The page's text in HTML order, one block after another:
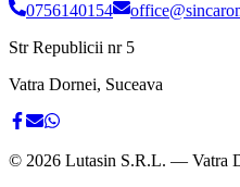
0756140154
Str Republicii nr 5
Vatra Dornei, Suceava
© 2026 Lutasin S.R.L. — Vatra